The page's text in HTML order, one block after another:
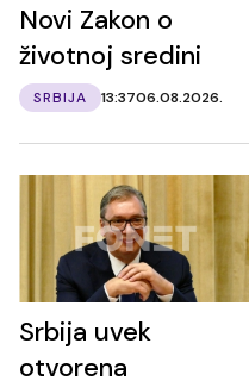
Novi Zakon o
životnoj sredini
SRBIJA 13:3706.08.2026.
Srbija uvek
otvorena